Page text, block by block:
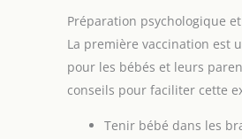
Préparation psychologique
La première vaccination est
pour les bébés et leurs
conseils pour faciliter cette
Tenir bébé dans les